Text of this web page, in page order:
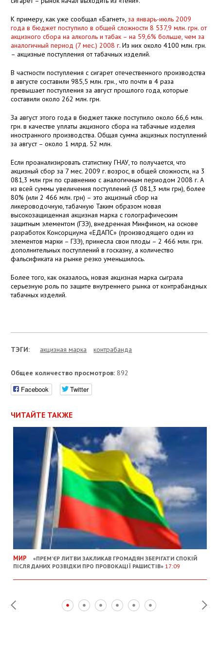
К примеру, как уже сообщал «Багнет»,за январь-июль 2009
года в бюджет поступило в общей сложности 8 537,9 млн. грн. от
акцизного сбора на алкоголь и табак – на 59,6% больше, чем за
аналогичный период (7 мес.) 2008 г. Из них около 4100 млн. грн.
– акцизные поступления от табачных изделий.
В частности поступления с сигарет отечественного производства
в августе составили 985,5 млн. грн., что почти в 4 раза
превышает поступления за август прошлого года, которые
составили около 262 млн. грн.
За август этого года в бюджет также поступило около 66,6 млн.
грн. в качестве уплаты акцизного сбора на табачные изделия
иностранного производства. Общая сумма акцизных поступлений
за август – около 1 млрд. 52 млн.
Если проанализировать статистику ГНАУ, то получается, что
акцизный сбор за 7 мес.2009 г. возрос, в общей сложности, на 3
081,3 млн грн по сравнению с аналогичным периодом2008 г. А
из всей суммы увеличения поступлений (3 081,3 млн грн), более
80% (или 2 466 млн. грн) – это акцизный сбор на
ликероводочную, табачную Таким образом новая
высокозащищенная акцизная марка с голографическим
защитным элементом (ГЗЭ), внедренная Минфином, на основе
разработок Консорциума «ЕДАПС» (производящего один из
элементов марки – ГЗЭ), принесла свои плоды – 2 466 млн. грн.
дополнительных поступлений в госказну, а количество
фальсификата на рынке резко уменьшилось.
Более того, как оказалось, новая акцизная марка сыграла
серьезную роль по защите внутреннего рынка от контрабандных
табачных изделий.
ТЭГИ: акцизная марка контрабанда
Общее количество просмотров: 892
Facebook Twitter
ЧИТАЙТЕ ТАКЖЕ
МИР
«ПРЕМ’ЄР ЛИТВИ ЗАКЛИКАВ ГРОМАДЯН ЗБЕРІГАТИ СПОКІЙ
ПІСЛЯ ДАНИХ РОЗВІДКИ ПРО ПРОВОКАЦІЇ РАШИСТІВ» 17:09